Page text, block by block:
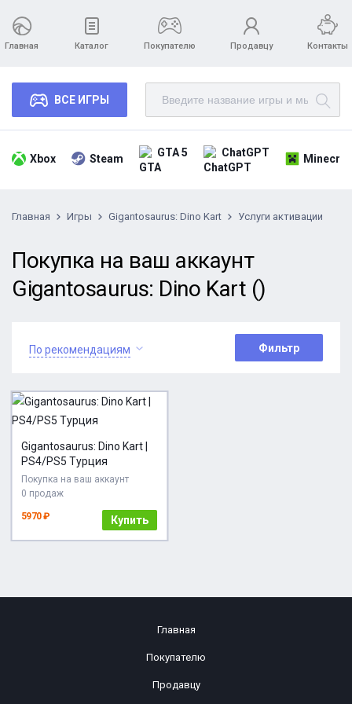
Главная Каталог Покупателю Продавцу Контакты
ВСЕ ИГРЫ
Xbox Steam GTA 5 ChatGPT
Главная Игры Gigantosaurus: Dino Kart Услуги активации
Покупка на ваш аккаунт
Gigantosaurus: Dino Kart ()
По рекомендациям Фильтр
Gigantosaurus: Dino Kart |
PS4/PS5 Турция
Покупка на ваш аккаунт
0 продаж
5970 ₽ Купить
Главная
Покупателю
Продавцу